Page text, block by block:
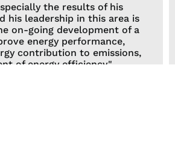
the results of his
his leadership in this area is
on-going development of a
energy performance,
contribution to emissions,
of energy efficiency."